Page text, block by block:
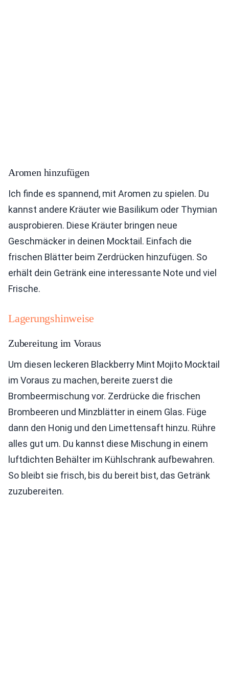
Aromen hinzufügen
Ich finde es spannend, mit Aromen zu spielen. Du
kannst andere Kräuter wie Basilikum oder Thymian
ausprobieren. Diese Kräuter bringen neue
Geschmäcker in deinen Mocktail. Einfach die
frischen Blätter beim Zerdrücken hinzufügen. So
erhält dein Getränk eine interessante Note und viel
Frische.
Lagerungshinweise
Zubereitung im Voraus
Um diesen leckeren Blackberry Mint Mojito Mocktail
im Voraus zu machen, bereite zuerst die
Brombeermischung vor. Zerdrücke die frischen
Brombeeren und Minzblätter in einem Glas. Füge
dann den Honig und den Limettensaft hinzu. Rühre
alles gut um. Du kannst diese Mischung in einem
luftdichten Behälter im Kühlschrank aufbewahren.
So bleibt sie frisch, bis du bereit bist, das Getränk
zuzubereiten.